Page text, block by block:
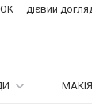
— дієвий